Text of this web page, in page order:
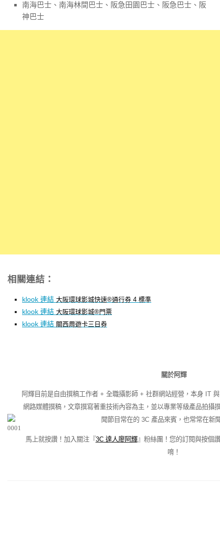
南海巴士、南海林間巴士、阪急田園巴士、阪急巴士、阪
神巴士
相關連結：
klook 連結 大阪環球影城快速®通行券 4 標準
klook 連結 大阪環球影城®門票
klook 連結 關西周遊卡三日券
關於阿輝
阿輝目前是自由撰稿工作者 + 全職攝影師 + 社群網站經營，本身 IT
網路媒體撰稿，文章撰寫著重技術內容為主，並以專業等級產品拍攝
聞節目常在的 3C 產品來賓，也常常在新
馬上就按讚！加入關注『3C 達人廖阿輝』粉絲團！您的訂閱與按個
唷！